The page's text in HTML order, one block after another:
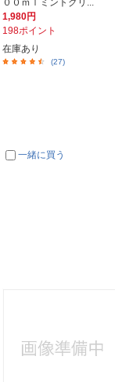
００ｍｌミントグリ...
1,980円
198ポイント
在庫あり
(27)
一緒に買う